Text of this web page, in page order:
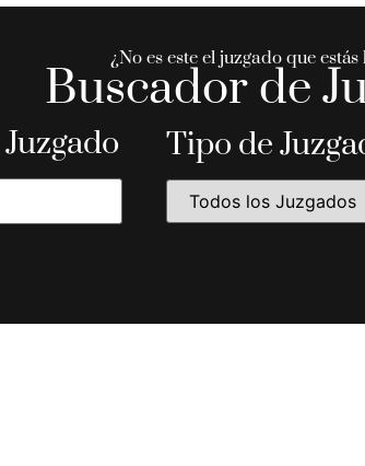
¿No es este el juzgado que
Buscador de
Tipo de